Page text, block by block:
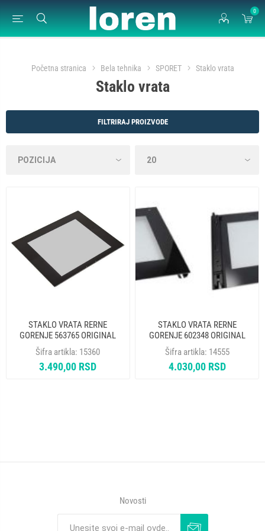
0
Početna stranica Bela tehnika SPORET Staklo vrata
Staklo vrata
FILTRIRAJ PROIZVODE
STAKLO VRATA RERNE
GORENJE 563765 ORIGINAL
Šifra artikla: 15360
3.490,00 RSD
STAKLO VRATA RERNE
GORENJE 602348 ORIGINAL
Šifra artikla: 14555
4.030,00 RSD
Novosti